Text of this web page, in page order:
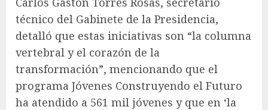
técnico del Gabinete de la Presidencia,
detalló que estas iniciativas son “la columna
vertebral y el corazón de la
transformación”, mencionando que el
programa Jóvenes Construyendo el Futuro
ha atendido a 561 mil jóvenes y que en ‘la